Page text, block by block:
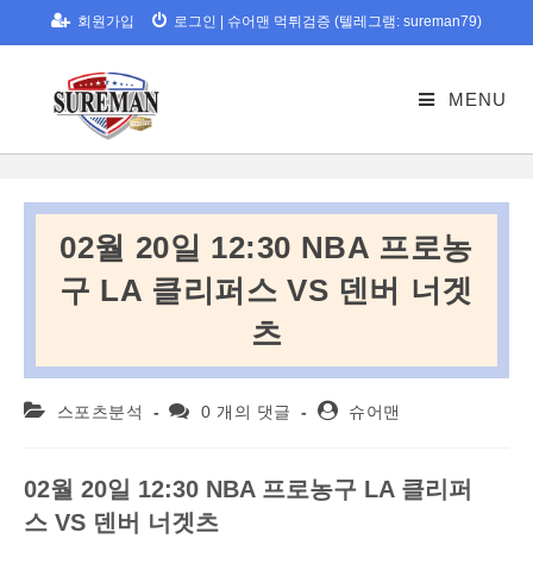
to
회원가입 로그인 슈어맨 먹튀검증 (텔레그램: sureman79)
MENU
02월 20일 12:30 NBA 프로농
구 LA 클리퍼스 VS 덴버 너겟
츠
Post 스포츠분석
Post0 개의 댓글
Post슈어맨
02월 20일 12:30 NBA 프로농구 LA 클리퍼
스 VS 덴버 너겟츠